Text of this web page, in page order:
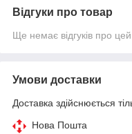
Відгуки про товар
Ще немає відгуків про
Умови доставки
Доставка здійснюється
Нова Пошта